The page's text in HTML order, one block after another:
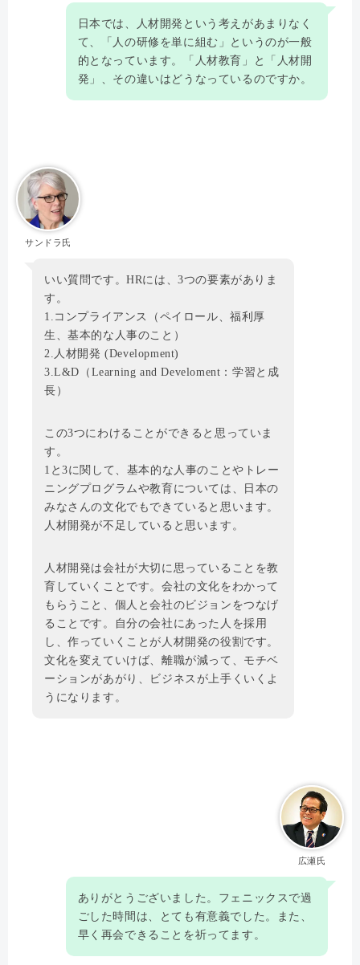
日本では、人材開発という考えがあまりなく
て、「人の研修を単に組む」というのが一般
的となっています。「人材教育」と「人材開
発」、その違いはどうなっているのですか。
サンドラ氏
いい質問です。HRには、3つの要素がありま
す。
1.コンプライアンス（ペイロール、福利厚
生、基本的な人事のこと）
2.人材開発 (Development)
3.L&D（Learning and Develoment：学習と成
長）
この3つにわけることができると思っていま
す。
1と3に関して、基本的な人事のことやトレー
ニングプログラムや教育については、日本の
みなさんの文化でもできていると思います。
人材開発が不足していると思います。
人材開発は会社が大切に思っていることを教
育していくことです。会社の文化をわかって
もらうこと、個人と会社のビジョンをつなげ
ることです。自分の会社にあった人を採用
し、作っていくことが人材開発の役割です。
文化を変えていけば、離職が減って、モチベ
ーションがあがり、ビジネスが上手くいくよ
うになります。
広瀬氏
ありがとうございました。フェニックスで過
ごした時間は、とても有意義でした。また、
早く再会できることを祈ってます。